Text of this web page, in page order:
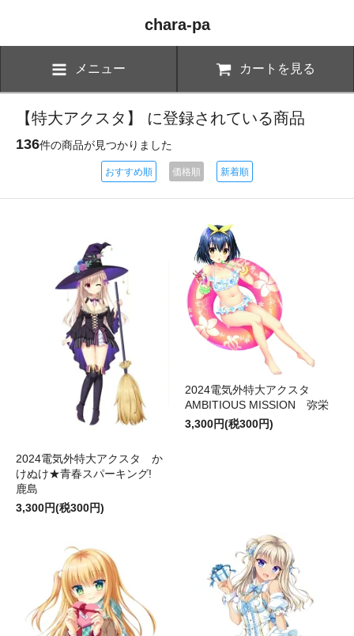
chara-pa
メニュー カートを見る
【特大アクスタ】 に登録されている商品
136件の商品が見つかりました
おすすめ順 価格順 新着順
2024電気外特大アクスタ か
けぬけ★青春スパーキング!
鹿島
3,300円(税300円)
2024電気外特大アクスタ
AMBITIOUS MISSION 弥栄
3,300円(税300円)